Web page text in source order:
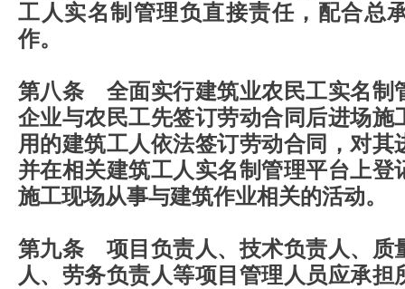
工人实名制管理负直接责任，配合总
作。
第八条 全面实行建筑业农民工实名制
企业与农民工先签订劳动合同后进场施
用的建筑工人依法签订劳动合同，对其
并在相关建筑工人实名制管理平台上登
施工现场从事与建筑作业相关的活动。
第九条 项目负责人、技术负责人、质
人、劳务负责人等项目管理人员应承担